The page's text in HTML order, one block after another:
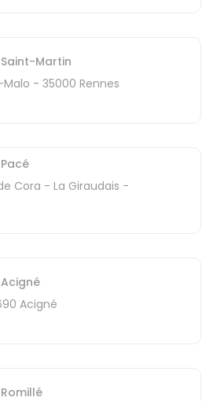
Saint-Martin
- 35000 Rennes
Pacé
Cora - La Giraudais -
Acigné
Acigné
Romillé